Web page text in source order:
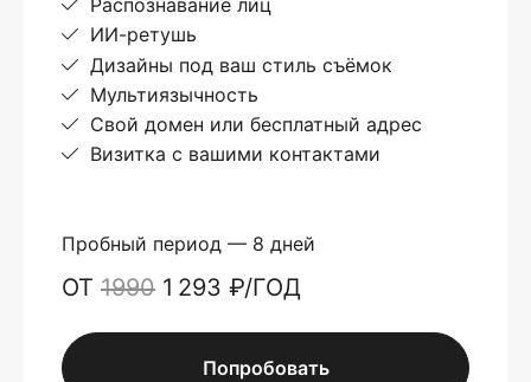
Распознавание лиц
ИИ-ретушь
Дизайны под ваш стиль съёмок
Мультиязычность
Свой домен или бесплатный адрес
Визитка с вашими контактами
Пробный период — 8 дней
ОТ 1990 1 293 ₽/ГОД
Попробовать